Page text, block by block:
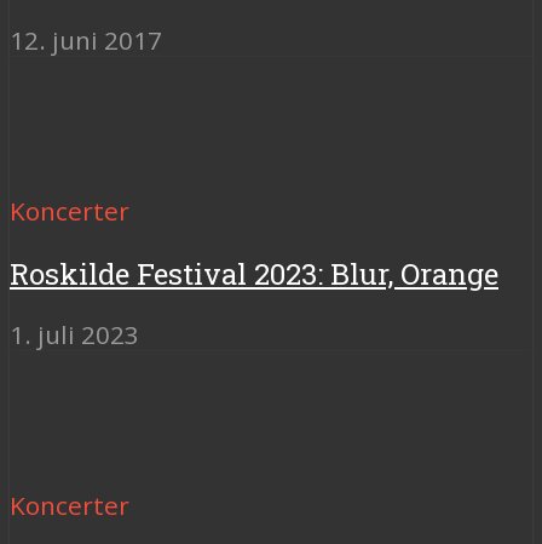
12. juni 2017
Koncerter
Roskilde Festival 2023: Blur, Orange
1. juli 2023
Koncerter